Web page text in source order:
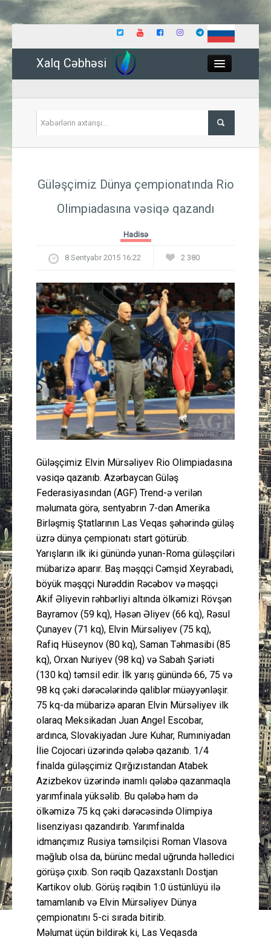
Xalq Cəbhəsi
İqtisadiyyat
Güney Azərbaycan
Mədəniyyət
Müsahibə
İdman
Layihə
Gündəm
Cəmiyyət
Peşə etikası
Əlaqə
Güləşçimiz Dünya çempionatında Rio
Olimpiadasına vəsiqə qazandı
Hadisə
8 Sentyabr 2015 16:22 2 380
Güləşçimiz Elvin Mürsəliyev Rio Olimpiadasına
vəsiqə qazanıb. Azərbaycan Güləş
Federasiyasından (AGF) Trend-ə verilən
məlumata görə, sentyabrın 7-dən Amerika
Birləşmiş Ştatlarının Las Veqas şəhərində güləş
üzrə dünya çempionatı start götürüb.
Yarışların ilk iki günündə yunan-Roma güləşçiləri
mübarizə aparır. Baş məşqçi Cəmşid Xeyrabadi,
böyük məşqçi Nurəddin Rəcəbov və məşqçi
Akif Əliyevin rəhbərliyi altında ölkəmizi Rövşən
Bayramov (59 kq), Həsən Əliyev (66 kq), Rəsul
Çunayev (71 kq), Elvin Mürsəliyev (75 kq),
Rafiq Hüseynov (80 kq), Saman Təhmasibi (85
kq), Orxan Nuriyev (98 kq) və Sabah Şəriəti
(130 kq) təmsil edir. İlk yarış günündə 66, 75 və
98 kq çəki dərəcələrində qaliblər müəyyənləşir.
75 kq-da mübarizə aparan Elvin Mürsəliyev ilk
olaraq Meksikadan Juan Angel Escobar,
ardınca, Slovakiyadan Jure Kuhar, Rumıniyadan
İlie Cojocari üzərində qələbə qazanıb. 1/4
finalda güləşçimiz Qırğızıstandan Atabek
Azizbekov üzərində inamlı qələbə qazanmaqla
yarımfinala yüksəlib. Bu qələbə həm də
ölkəmizə 75 kq çəki dərəcəsində Olimpiya
lisenziyası qazandırıb. Yarımfinalda
idmançımız Rusiya təmsilçisi Roman Vlasova
məğlub olsa da, bürünc medal uğrunda həlledici
görüşə çıxıb. Son rəqib Qazaxstanlı Dostjan
Kartikov olub. Görüş rəqibin 1:0 üstünlüyü ilə
tamamlanıb və Elvin Mürsəliyev Dünya
çempionatını 5-ci sırada bitirib.
Məlumat üçün bildirək ki, Las Veqasda